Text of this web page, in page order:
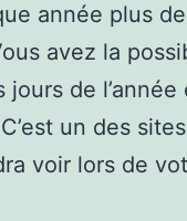
année plus
avez la
de l’année
un des
voir lors de